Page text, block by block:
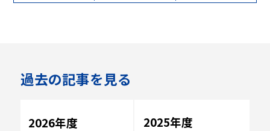
過去の記事を見る
2026年度
2025年度